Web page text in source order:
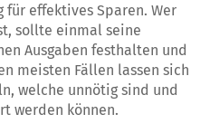
für effektives Sparen. Wer
sollte einmal seine
Ausgaben festhalten und
meisten Fällen lassen sich
welche unnötig sind und
werden können.